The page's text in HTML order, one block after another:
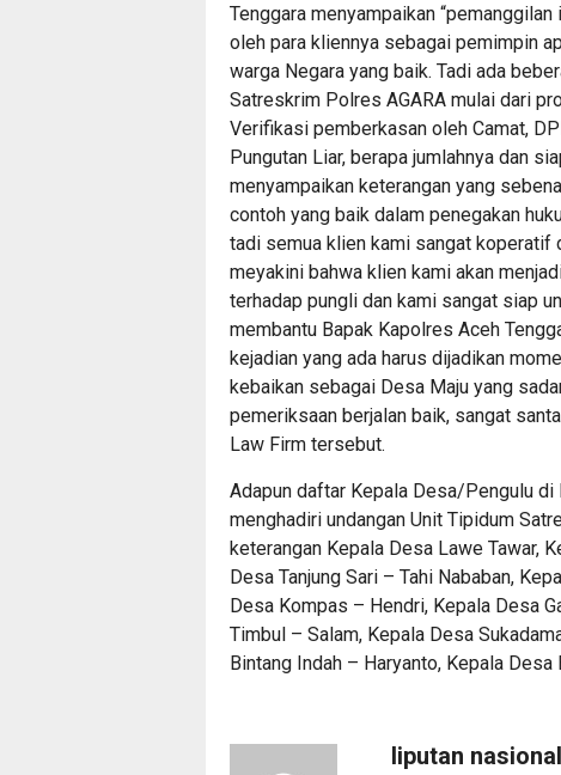
Tenggara menyampaikan
oleh para kliennya sebagai pemimpin
warga Negara yang baik. Tadi ada
Satreskrim Polres AGARA mulai dari
Verifikasi pemberkasan oleh Camat,
Pungutan Liar, berapa jumlahnya dan
menyampaikan keterangan yang
contoh yang baik dalam penegakan
tadi semua klien kami sangat koperatif
meyakini bahwa klien kami akan
terhadap pungli dan kami sangat siap
membantu Bapak Kapolres Aceh
kejadian yang ada harus dijadikan
kebaikan sebagai Desa Maju yang
pemeriksaan berjalan baik, sangat
Law Firm tersebut.
Adapun daftar Kepala Desa/Pengulu di
menghadiri undangan Unit Tipidum
keterangan Kepala Desa Lawe Tawar,
Desa Tanjung Sari – Tahi Nababan,
Desa Kompas – Hendri, Kepala Desa
Timbul – Salam, Kepala Desa
Bintang Indah – Haryanto, Kepala
liputan nasional